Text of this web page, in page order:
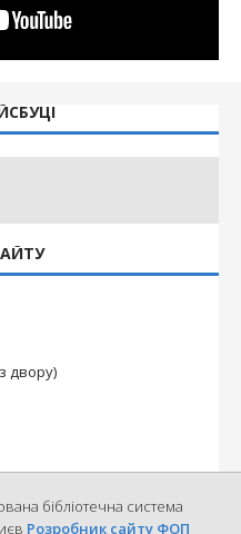
двору)
бібліотечна система
Розробник сайту ФОП